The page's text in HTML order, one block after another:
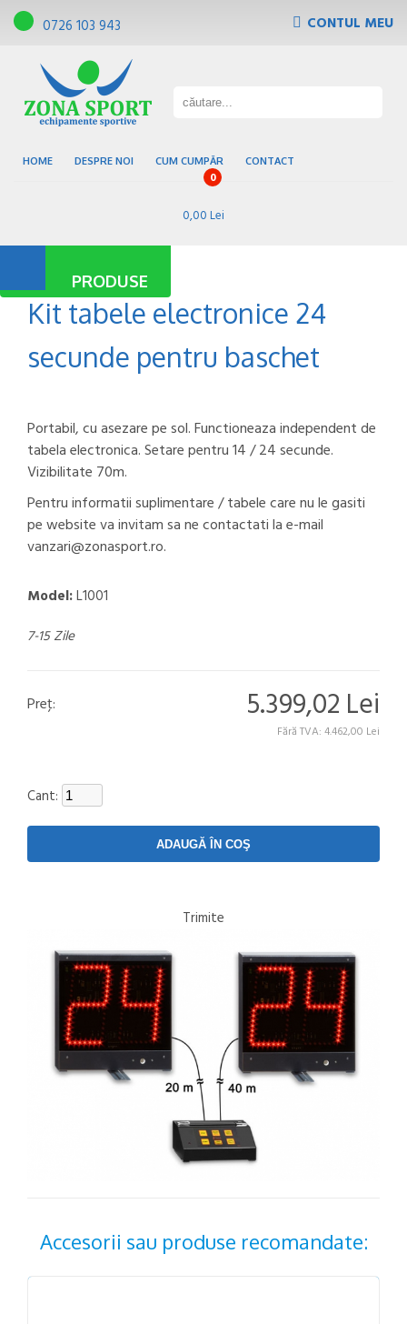
0726 103 943 CONTUL MEU
HOME DESPRE NOI CUM CUMPĂR CONTACT
0
0,00 Lei
PRODUSE
Pardoseli sportive
Kit tabele electronice 24
secunde pentru baschet
Portabil, cu asezare pe sol. Functioneaza independent de
tabela electronica. Setare pentru 14 / 24 secunde.
Vizibilitate 70m.
Pentru informatii suplimentare / tabele care nu le gasiti
pe website va invitam sa ne contactati la e-mail
vanzari@zonasport.ro.
Model:L1001
7-15 Zile
Preţ: 5.399,02 Lei
Fără TVA: 4.462,00 Lei
Cant:
Trimite
Accesorii sau produse recomandate: